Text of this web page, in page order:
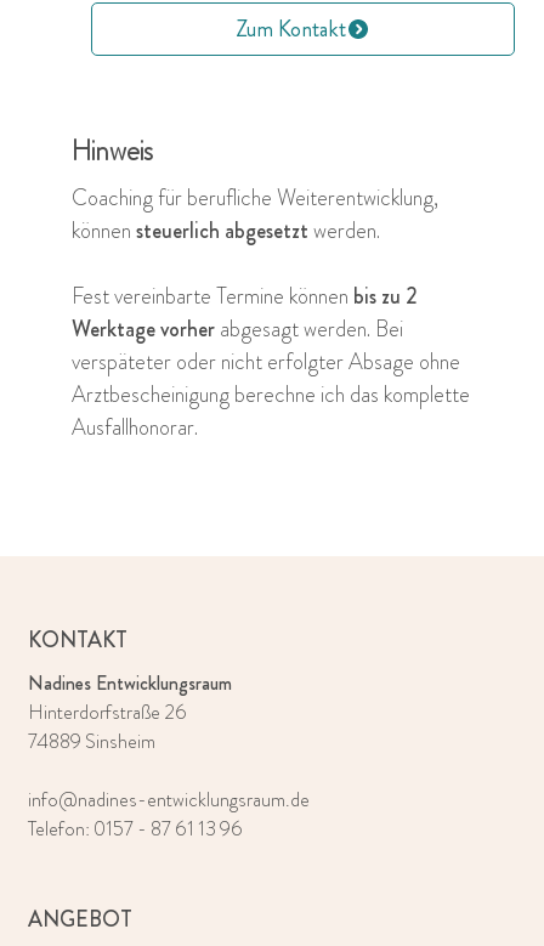
Zum Kontakt
Hinweis
Coaching für berufliche Weiterentwicklung,
könnensteuerlich abgesetztwerden.
Fest vereinbarte Termine können bis zu 2
Werktage vorherabgesagt werden. Bei
verspäteter oder nicht erfolgter Absage ohne
Arztbescheinigung berechne ich das komplette
Ausfallhonorar.
KONTAKT
Nadines Entwicklungsraum
Hinterdorfstraße 26
74889 Sinsheim
info@nadines-entwicklungsraum.de
Telefon: 0157 - 87 61 13 96
ANGEBOT